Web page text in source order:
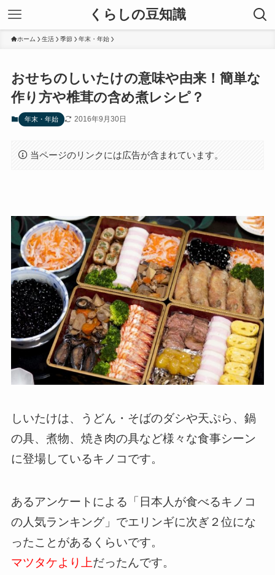
くらしの豆知識
ホーム 生活 季節 年末・年始
おせちのしいたけの意味や由来！簡単な
作り方や椎茸の含め煮レシピ？
年末・年始 2016年9月30日
当ページのリンクには広告が含まれています。
しいたけは、うどん・そばのダシや天ぷら、鍋
の具、煮物、焼き肉の具など様々な食事シーン
に登場しているキノコです。
あるアンケートによる「日本人が食べるキノコ
の人気ランキング」でエリンギに次ぎ２位にな
ったことがあるくらいです。
マツタケより上だったんです。